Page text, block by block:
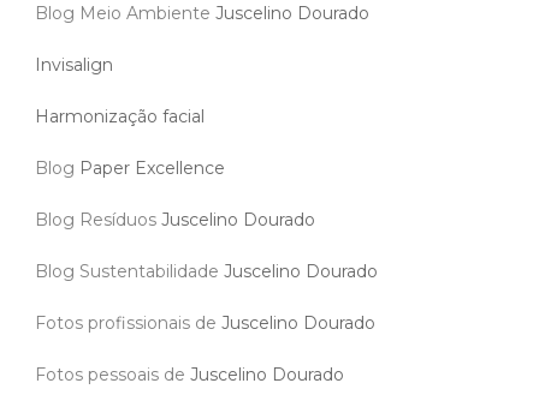
Blog Meio Ambiente Juscelino Dourado
Invisalign
Harmonização facial
Blog Paper Excellence
Blog Resíduos Juscelino Dourado
Blog Sustentabilidade Juscelino Dourado
Fotos profissionais de Juscelino Dourado
Fotos pessoais de Juscelino Dourado